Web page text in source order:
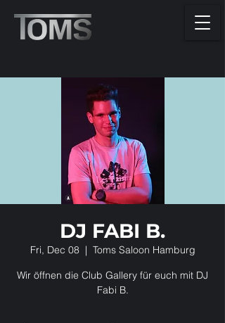
DJ FABI B.
Fri, Dec 08
  |
Toms Saloon Hamburg
Wir öffnen die Club Gallery für euch mit DJ
Fabi B.